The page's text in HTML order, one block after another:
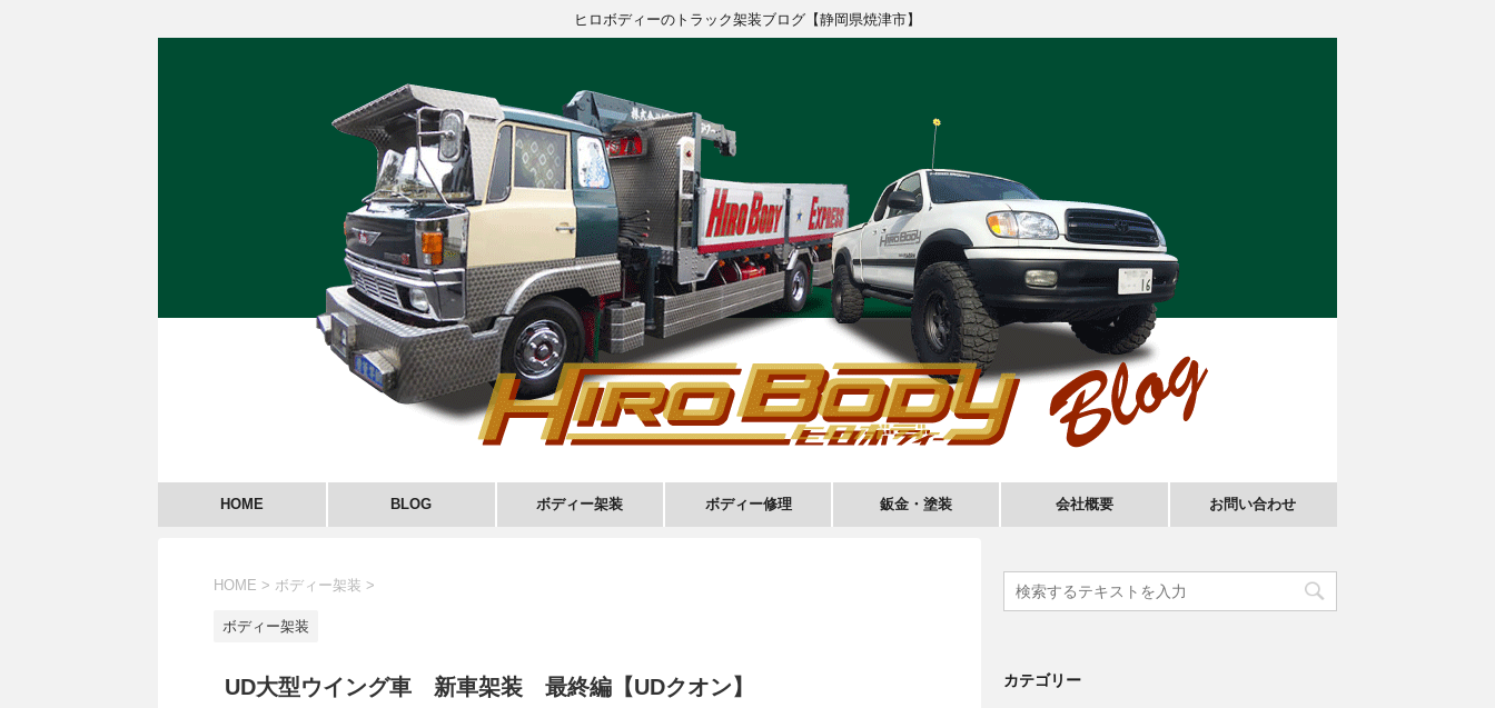
ヒロボディーのトラック架装ブログ【静岡県焼津市】
HOME BLOG ボディー架装 ボディー修理 鈑金・塗装 会社概要 お問い合わせ
HOME > ボディー架装 >
ボディー架装
UD大型ウイング車 新車架装 最終編【UDクオン】 カテゴリー